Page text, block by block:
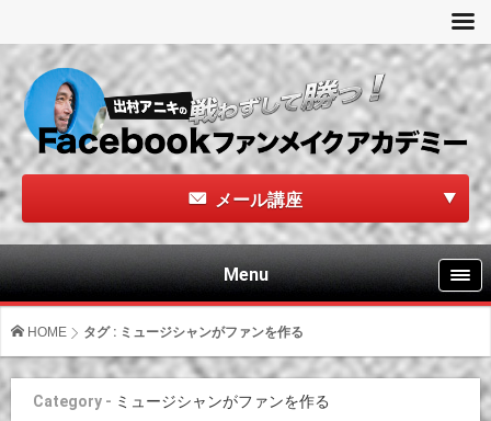
メール講座
Menu
HOME タグ : ミュージシャンがファンを作る
Category - ミュージシャンがファンを作る